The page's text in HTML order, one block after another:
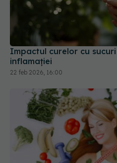
Impactul curelor cu
inflamației
22 feb 2026, 16:00